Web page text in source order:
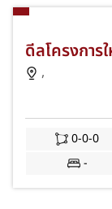
ดีลโครงการ
,
0-0-0
-